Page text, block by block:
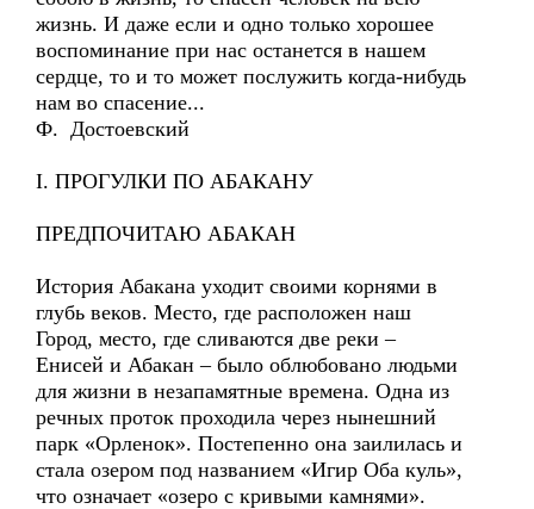
жизнь. И даже если и одно только хорошее
воспоминание при нас останется в нашем
сердце, то и то может послужить когда-нибудь
нам во спасение...
Ф. Достоевский
I. ПРОГУЛКИ ПО АБАКАНУ
ПРЕДПОЧИТАЮ АБАКАН
История Абакана уходит своими корнями в
глубь веков. Место, где расположен наш
Город, место, где сливаются две реки –
Енисей и Абакан – было облюбовано людьми
для жизни в незапамятные времена. Одна из
речных проток проходила через нынешний
парк «Орленок». Постепенно она заилилась и
стала озером под названием «Игир Оба куль»,
что означает «озеро с кривыми камнями».